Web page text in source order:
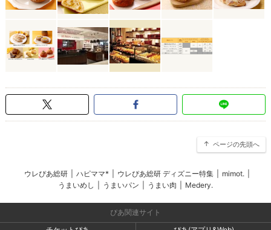
ページの先頭へ
ウレぴあ総研 ハピママ* ウレぴあ総研 ディズニー特集 mimot.
うまいめし
うまいパン うまい肉 Medery.
ぴあ関連サイト